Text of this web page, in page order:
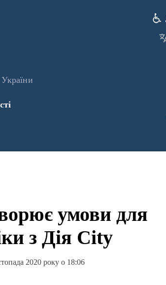
умови для
з Дія City
2020 року о 18:06